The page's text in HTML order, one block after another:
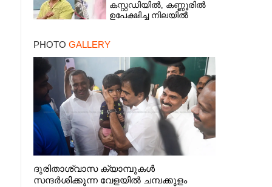
കസ്റ്റഡിയിൽ,​ കണ്ണൂരിൽ
ഉപേക്ഷിച്ച നിലയിൽ
PHOTO GALLERY
ദുരിതാശ്വാസ ക്യാമ്പുകൾ
സന്ദർശിക്കുന്ന വേളയിൽ ചമ്പക്കുളം